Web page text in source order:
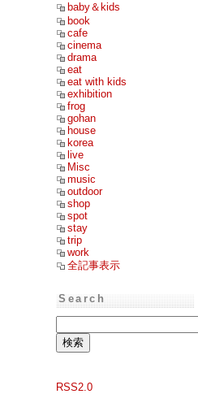
baby＆kids
book
cafe
cinema
drama
eat
eat with kids
exhibition
frog
gohan
house
korea
live
Misc
music
outdoor
shop
spot
stay
trip
work
全記事表示
Search
RSS2.0